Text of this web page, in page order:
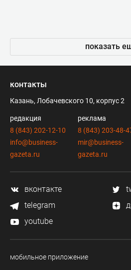
показать
контакты
Казань, Лобачевского 10, корпус 2
редакция
8 (843) 202-12-10
info@business-
gazeta.ru
реклама
8 (843) 203-48-
mir@business-
gazeta.ru
вконтакте
telegram
youtube
мобильное приложение